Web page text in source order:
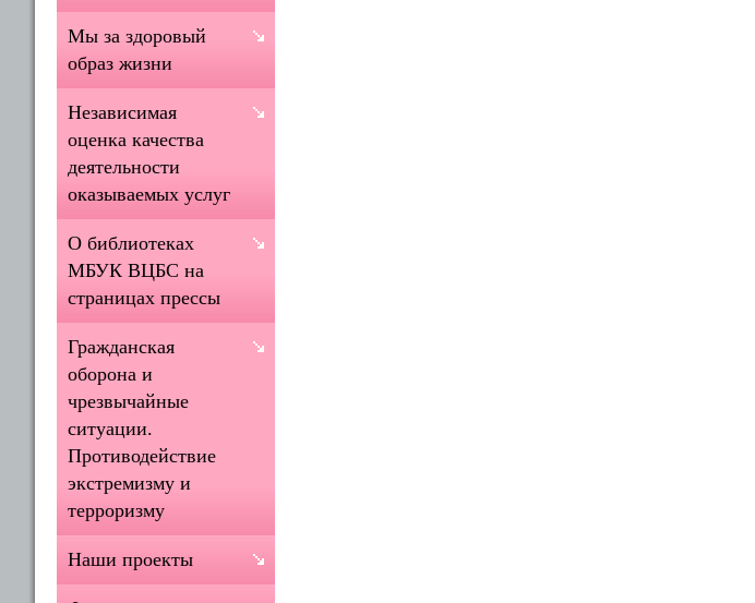
Мы за здоровый
образ жизни
Независимая
оценка качества
деятельности
оказываемых услуг
О библиотеках
МБУК ВЦБС на
страницах прессы
Гражданская
оборона и
чрезвычайные
ситуации.
Противодействие
экстремизму и
терроризму
Наши проекты